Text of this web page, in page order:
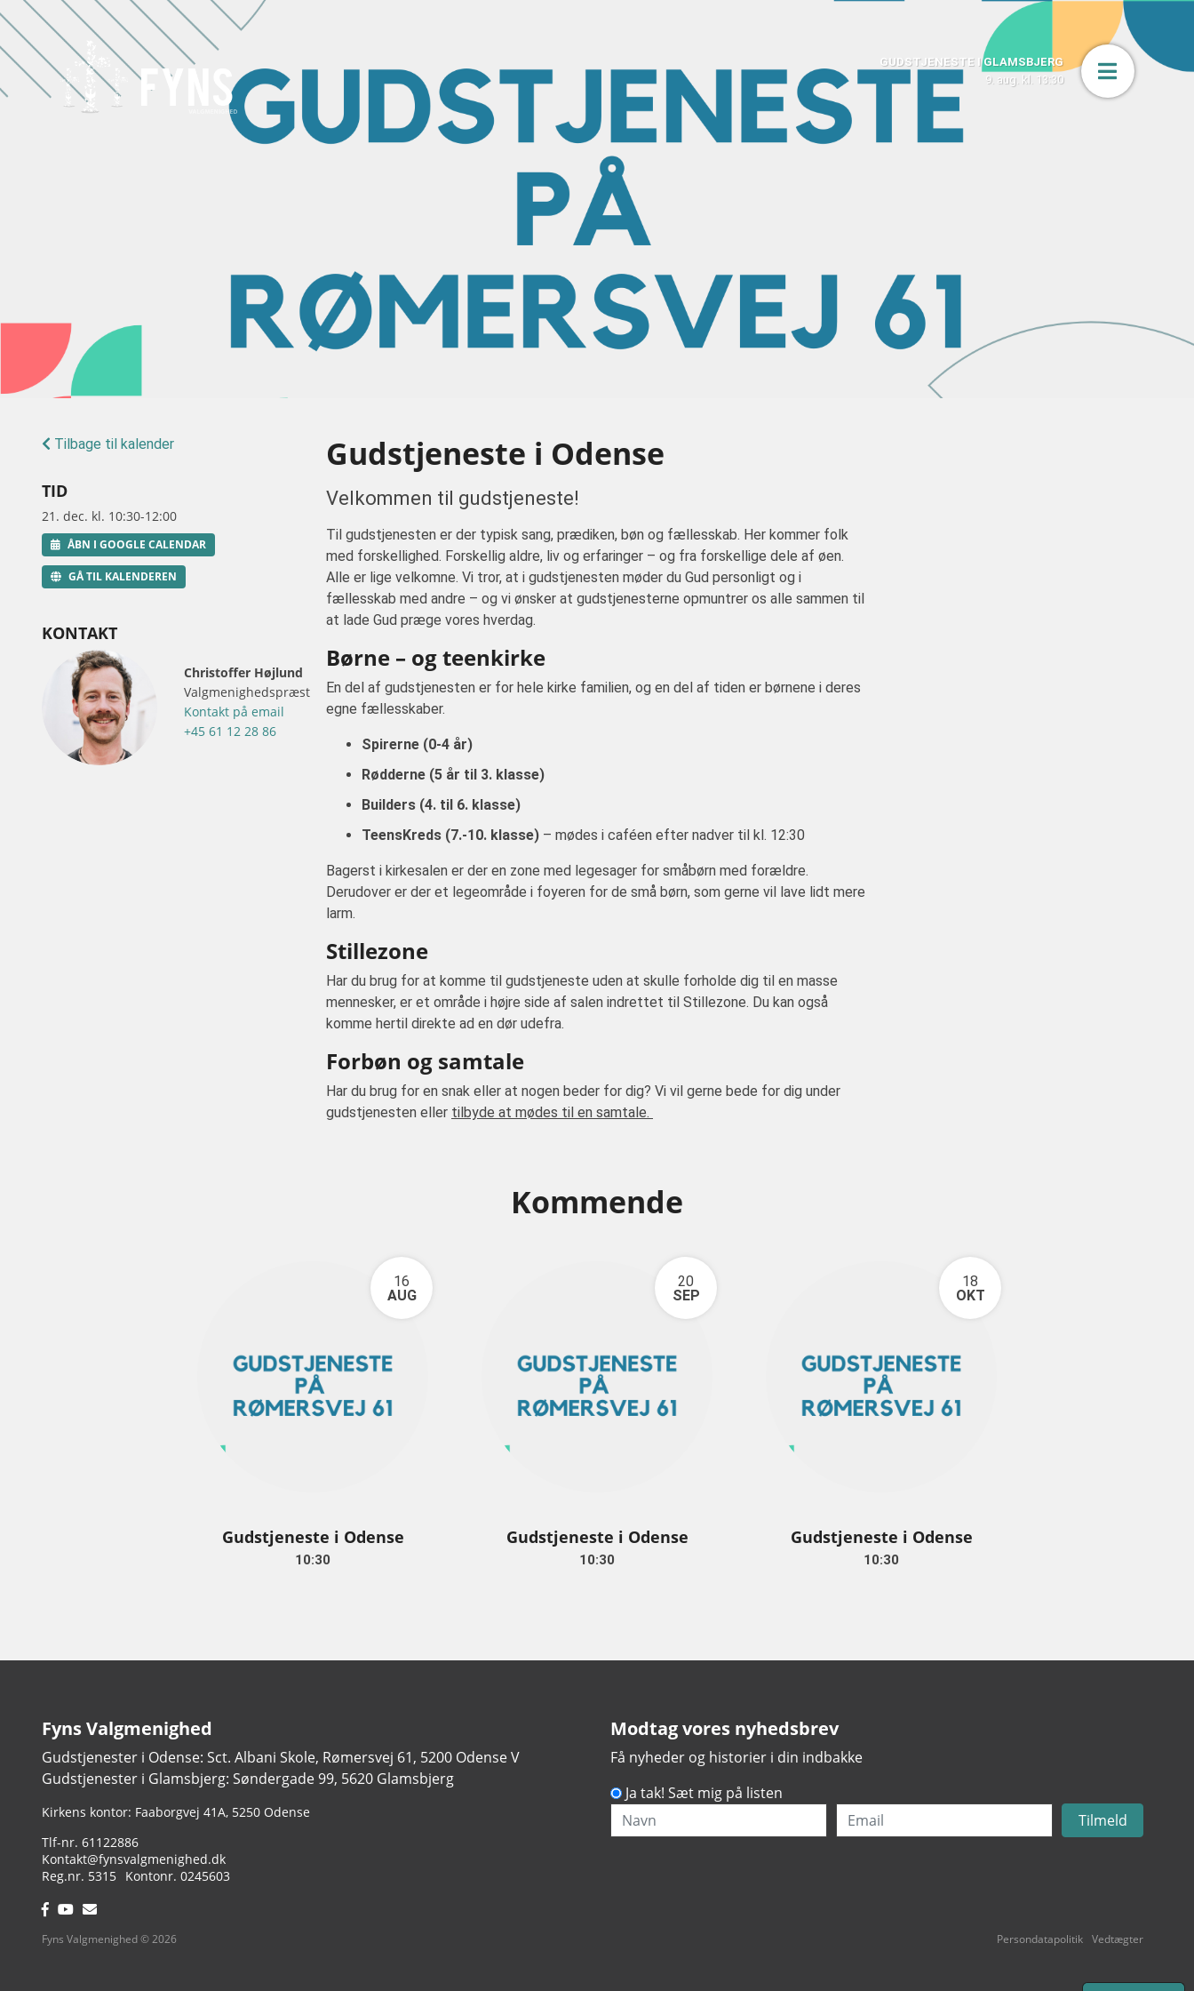
GUDSTJENESTE I GLAMSBJERG
9. aug. kl. 13:30
Åbn
Tilbage til kalender
TID
21. dec. kl. 10:30-12:00
ÅBN I GOOGLE CALENDAR
GÅ TIL KALENDEREN
KONTAKT
Christoffer Højlund
Valgmenighedspræst
Kontakt på email
+45 61 12 28 86
Gudstjeneste i Odense
Velkommen til gudstjeneste!
Til gudstjenesten er der typisk sang, prædiken, bøn og fællesskab. Her kommer folk
med forskellighed. Forskellig aldre, liv og erfaringer – og fra forskellige dele af øen.
Alle er lige velkomne. Vi tror, at i gudstjenesten møder du Gud personligt og i
fællesskab med andre – og vi ønsker at gudstjenesterne opmuntrer os alle sammen til
at lade Gud præge vores hverdag.
Børne – og teenkirke
En del af gudstjenesten er for hele kirke familien, og en del af tiden er børnene i deres
egne fællesskaber.
Spirerne (0-4 år)
Rødderne (5 år til 3. klasse)
Builders (4. til 6. klasse)
TeensKreds (7.-10. klasse) – mødes i caféen efter nadver til kl. 12:30
Bagerst i kirkesalen er der en zone med legesager for småbørn med forældre.
Derudover er der et legeområde i foyeren for de små børn, som gerne vil lave lidt mere
larm.
Stillezone
Har du brug for at komme til gudstjeneste uden at skulle forholde dig til en masse
mennesker, er et område i højre side af salen indrettet til Stillezone. Du kan også
komme hertil direkte ad en dør udefra.
Forbøn og samtale
Har du brug for en snak eller at nogen beder for dig? Vi vil gerne bede for dig under
gudstjenesten eller tilbyde at mødes til en samtale.
Kommende
16
AUG
Gudstjeneste i Odense
10:30
20
SEP
Gudstjeneste i Odense
10:30
18
OKT
Gudstjeneste i Odense
10:30
Fyns Valgmenighed
Gudstjenester i Odense: Sct. Albani Skole, Rømersvej 61, 5200 Odense V
Gudstjenester i Glamsbjerg: Søndergade 99, 5620 Glamsbjerg
Adresse:
Kirkens kontor: Faaborgvej 41A 5250 Odense
Tlf.:
61122886
Email:
Kontakt@fynsvalgmenighed.dk
Reg.nr.:
5315 Kontonummer:
0245603
Facebook:
YouTube:
Email:
Modtag vores nyhedsbrev
Få nyheder og historier i din indbakke
Ja tak! Sæt mig på listen
Navn
Email
Tilmeld
Fyns Valgmenighed © 2026 Persondatapolitik Vedtægter